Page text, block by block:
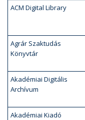
ACM Digital Library
Agrár Szaktudás
Könyvtár
Akadémiai Digitális
Archívum
Akadémiai Kiadó